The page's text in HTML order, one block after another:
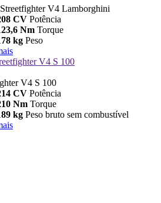
V4 Lamborghini
CV Potência
Nm Torque
kg Peso
V4 S 100
V4 S 100
CV Potência
Nm Torque
kg Peso bruto sem combustível